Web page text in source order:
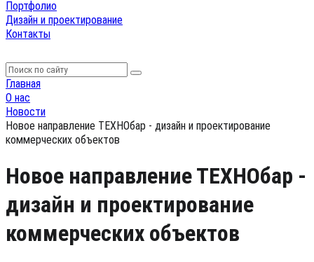
Портфолио
Дизайн и проектирование
Контакты
Главная
О нас
Новости
Новое направление ТЕХНОбар - дизайн и проектирование
коммерческих объектов
Новое направление ТЕХНОбар -
дизайн и проектирование
коммерческих объектов